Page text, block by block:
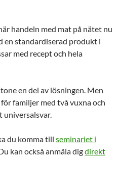
handeln med mat på nätet nu
en standardiserad produkt i
med recept och hela
en del av lösningen. Men
familjer med två vuxna och
universalsvar.
du komma till seminariet i
kan också anmäla digdirekt